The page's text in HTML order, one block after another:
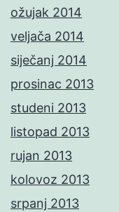
ožujak 2014
veljača 2014
siječanj 2014
prosinac 2013
studeni 2013
listopad 2013
rujan 2013
kolovoz 2013
srpanj 2013